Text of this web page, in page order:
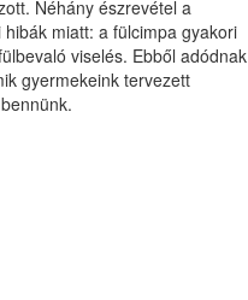
Néhány észrevétel a
miatt: a fülcimpa gyakori
viselés. Ebből adódnak
gyermekeink tervezett